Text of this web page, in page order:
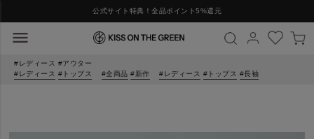
公式サイト特典！全品ポイント5%還元
レディース
アウター
レディース
トップス 全商品 新作 レディース トップス 長袖